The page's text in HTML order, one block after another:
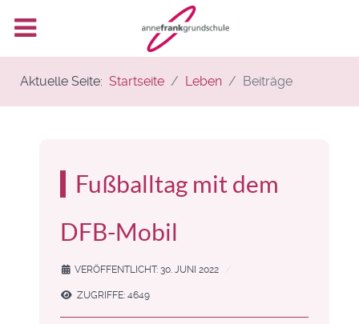
Aktuelle Seite: Startseite Leben Beiträge
Fußballtag mit dem
DFB-Mobil
VERÖFFENTLICHT: 30. JUNI 2022
ZUGRIFFE: 4649